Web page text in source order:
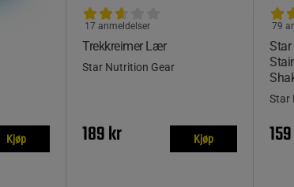
Kjøp
Trekkreimer Lær
17 anmeldelser
Star Nutrition Gear
189 kr Kjøp
Star
79
Star